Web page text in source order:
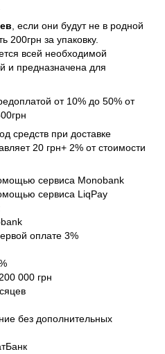
, если они будут не в родной
200грн за упаковку.
всей необходимой
и предназначена для
от 10% до 50% от
средств при доставке
20 грн+ 2% от стоимости
сервиса Monobank
сервиса LiqPay
оплате 3%
000 грн
без дополнительных